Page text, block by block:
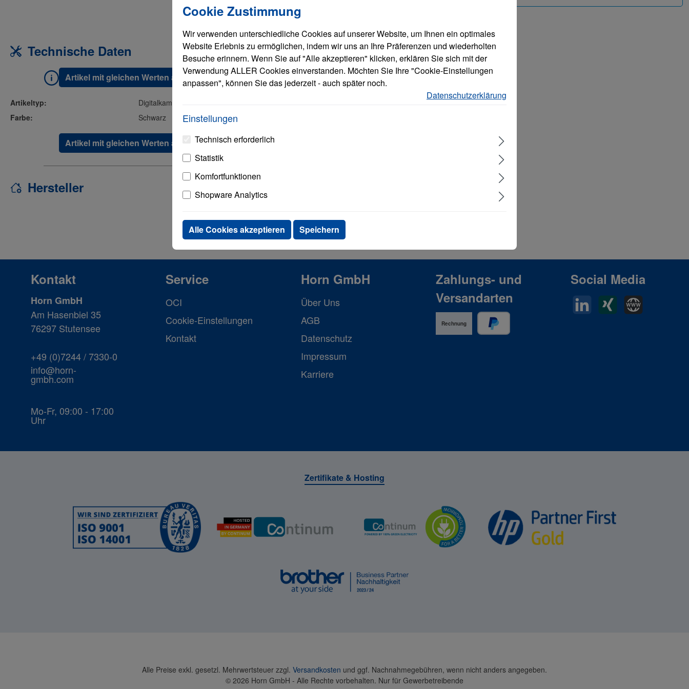
Technische Daten
Artikel mit gleichen Werten anzeigen
Artikeltyp:
Digitalkamera
Farbe:
Schwarz
Artikel mit gleichen Werten anzeigen
Hersteller
Kontakt
Horn GmbH
Am Hasenbiel 35
76297 Stutensee
+49 (0)7244 / 7330-0
info@horn-
gmbh.com
Mo-Fr, 09:00 - 17:00
Uhr
Service
OCI
Cookie-Einstellungen
Kontakt
Horn GmbH
Über Uns
AGB
Datenschutz
Impressum
Karriere
Zahlungs- und
Versandarten
Rechnung
Social Media
LinkedInXing Horn Website
Zertifikate & Hosting
Alle Preise exkl. gesetzl. Mehrwertsteuer zzgl. Versandkosten und ggf. Nachnahmegebühren, wenn nicht anders angegeben.
© 2026 Horn GmbH - Alle Rechte vorbehalten. Nur für Gewerbetreibende
Cookie Zustimmung
Wir verwenden unterschiedliche Cookies auf unserer Website, um Ihnen ein optimales
Website Erlebnis zu ermöglichen, indem wir uns an Ihre Präferenzen und wiederholten
Besuche erinnern. Wenn Sie auf "Alle akzeptieren" klicken, erklären Sie sich mit der
Verwendung ALLER Cookies einverstanden. Möchten Sie Ihre "Cookie-Einstellungen
anpassen", können Sie das jederzeit - auch später noch.
Datenschutzerklärung
Einstellungen
Technisch erforderlich
Statistik
Komfortfunktionen
Shopware Analytics
Alle Cookies akzeptieren Speichern